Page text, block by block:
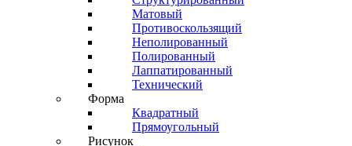
Матовый
Противоскользящий
Неполированный
Полированный
Лаппатированный
Технический
Форма
Квадратный
Прямоугольный
Рисунок